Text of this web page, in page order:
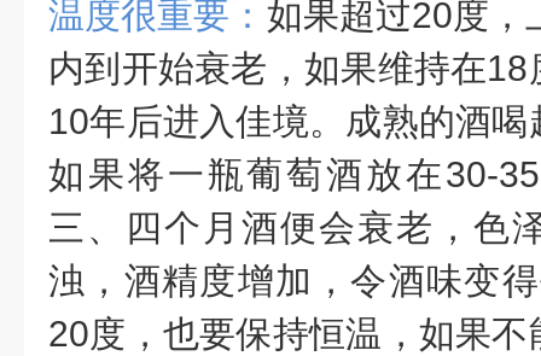
温度很重要： 如果超过20度，
内到开始衰老，如果维持在
10年后进入佳境。成熟的酒
如果将一瓶葡萄酒放在30-
三、四个月酒便会衰老，色
浊，酒精度增加，令酒味变
20度，也要保持恒温，如果